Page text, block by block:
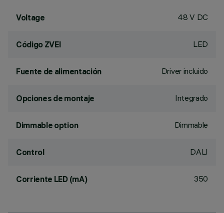
Voltage 48 V DC
Código ZVEI LED
Fuente de alimentación Driver incluido
Opciones de montaje Integrado
Dimmable option Dimmable
Control DALI
Corriente LED (mA) 350